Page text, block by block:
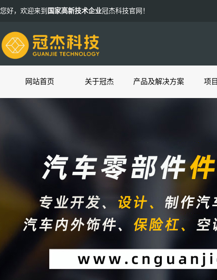
您好，欢迎来到 国家高新技术企业冠杰科技官网！
网站首页 关于冠杰 产品及解决方案 项